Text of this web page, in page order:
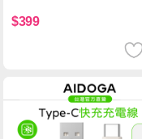
$399